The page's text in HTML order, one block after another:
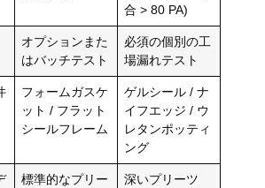
合 > 80 PA)
オプションまた
はバッチテスト
必須の個別の工
場漏れテスト
フォームガスケ
ット / フラット
シールフレーム
ゲルシール / ナ
イフエッジ / ウ
レタンポッティ
ング
標準的なプリー
深いプリーツ